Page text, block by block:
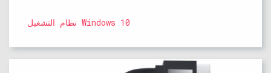
نظام التشغيل Windows 10